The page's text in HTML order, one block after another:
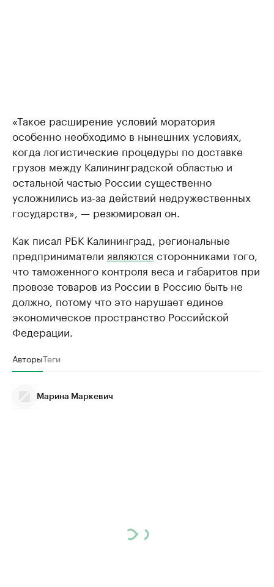
«Такое расширение условий моратория
особенно необходимо в нынешних условиях,
когда логистические процедуры по доставке
грузов между Калининградской областью и
остальной частью России существенно
усложнились из-за действий недружественных
государств», — резюмировал он.
Как писал РБК Калининград, региональные
предприниматели являются сторонниками того,
что таможенного контроля веса и габаритов при
провозе товаров из России в Россию быть не
должно, потому что это нарушает единое
экономическое пространство Российской
Федерации.
АвторыТеги
Марина Маркевич